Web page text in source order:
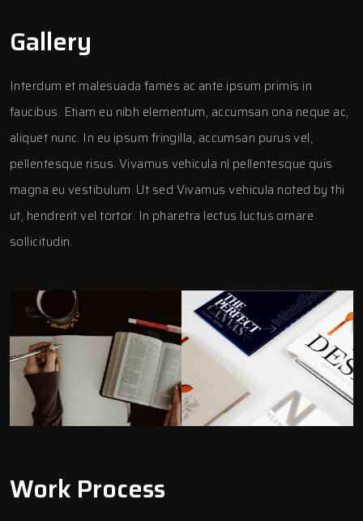
Gallery
Interdum et malesuada fames ac ante ipsum primis in
faucibus. Etiam eu nibh elementum, accumsan ona neque ac,
aliquet nunc. In eu ipsum fringilla, accumsan purus vel,
pellentesque risus. Vivamus vehicula nl pellentesque quis
magna eu vestibulum. Ut sed Vivamus vehicula noted by thi
ut, hendrerit vel tortor. In pharetra lectus luctus ornare
sollicitudin.
Work Process